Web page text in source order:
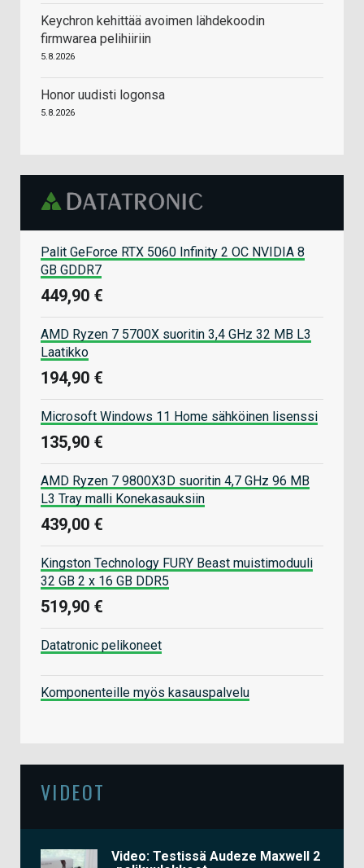
Keychron kehittää avoimen lähdekoodin
firmwarea pelihiiriin
5.8.2026
Honor uudisti logonsa
5.8.2026
Palit GeForce RTX 5060 Infinity 2 OC NVIDIA 8
GB GDDR7
449,90 €
AMD Ryzen 7 5700X suoritin 3,4 GHz 32 MB L3
Laatikko
194,90 €
Microsoft Windows 11 Home sähköinen lisenssi
135,90 €
AMD Ryzen 7 9800X3D suoritin 4,7 GHz 96 MB
L3 Tray malli Konekasauksiin
439,00 €
Kingston Technology FURY Beast muistimoduuli
32 GB 2 x 16 GB DDR5
519,90 €
Datatronic pelikoneet
Komponenteille myös kasauspalvelu
VIDEOT
Video: Testissä Audeze Maxwell 2